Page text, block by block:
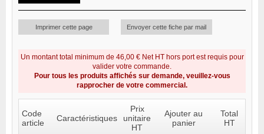
Imprimer cette page Envoyer cette fiche par mail
Un montant total minimum de 46,00 € Net HT hors port est requis pour
valider votre commande.
Pour tous les produits affichés sur demande, veuillez-vous
rapprocher de votre commercial.
Code
article
Caractéristiques
Prix
unitaire
HT
Ajouter au
panier
Total
HT